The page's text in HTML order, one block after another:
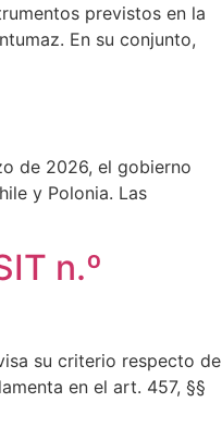
previstos en la
En su conjunto,
de 2026, el gobierno
y Polonia. Las
n.º
su criterio respecto de
en el art. 457, §§